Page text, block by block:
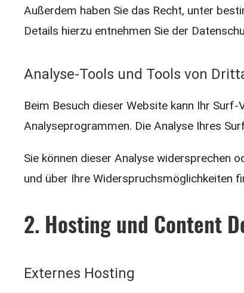
Außerdem haben Sie das Recht, unter
Details hierzu entnehmen Sie der
Analyse-Tools und Tools von
Beim Besuch dieser Website kann Ihr
Analyseprogrammen. Die Analyse Ihres
Sie können dieser Analyse widersprechen
und über Ihre Widerspruchsmöglichkeiten
2. Hosting und Content
Externes Hosting